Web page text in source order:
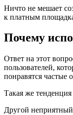
Ничто не мешает
к платным
Почему
Ответ на этот
пользователей,
понравятся частые
Такая же
Другой